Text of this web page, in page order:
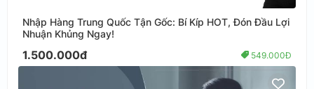
Nhập Hàng Trung Quốc Tận Gốc: Bí Kíp HOT, Đón Đầu Lợi
Nhuận Khủng Ngay!
1.500.000đ 549.000Đ